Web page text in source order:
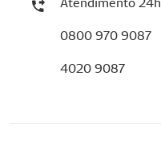
0800 970 9087
4020 9087